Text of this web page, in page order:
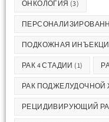
ОНКОЛОГИЯ (3)
ПОДКОЖНАЯ
РАК 4 СТАДИИ (1)
РАК ПОДЖЕЛУДОЧНОЙ
РЕЦИДИВИРУЮЩИЙ